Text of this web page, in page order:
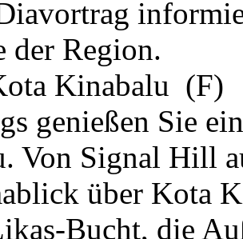
der Region.
Kinabalu (F)
genießen Sie
Von Signal Hill
über Kota
Bucht, die